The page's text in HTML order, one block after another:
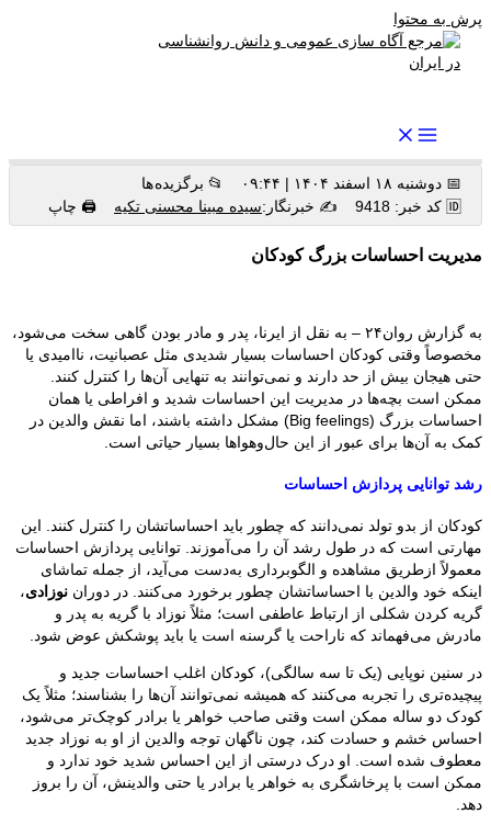
پرش به محتوا
📅 دوشنبه ۱۸ اسفند ۱۴۰۴ | ۰۹:۴۴
📂 برگزیده ها
🆔 کد خبر: 9418
✍️ خبرنگار:سیده مبینا محسنی تکیه 🖨 چاپ
مدیریت احساسات بزرگ کودکان
به گزارش روان۲۴ – به نقل از ایرنا، پدر و مادر بودن گاهی سخت می‌شود،
مخصوصاً وقتی کودکان احساسات بسیار شدیدی مثل عصبانیت، ناامیدی یا
حتی هیجان بیش از حد دارند و نمی‌توانند به تنهایی آن‌ها را کنترل کنند.
ممکن است بچه‌ها در مدیریت این احساسات شدید و افراطی یا همان
احساسات بزرگ (Big feelings) مشکل داشته باشند، اما نقش والدین در
کمک به آن‌ها برای عبور از این حال‌وهواها بسیار حیاتی است.
رشد توانایی پردازش احساسات
کودکان از بدو تولد نمی‌دانند که چطور باید احساساتشان را کنترل کنند. این
مهارتی است که در طول رشد آن را می‌آموزند. توانایی پردازش احساسات
معمولاً ازطریق مشاهده و الگوبرداری به‌دست می‌آید، از جمله تماشای
اینکه خود والدین با احساساتشان چطور برخورد می‌کنند. در دوران نوزادی،
گریه کردن شکلی از ارتباط عاطفی است؛ مثلاً نوزاد با گریه به پدر و
مادرش می‌فهماند که ناراحت یا گرسنه است یا باید پوشکش عوض شود.
در سنین نوپایی (یک تا سه سالگی)، کودکان اغلب احساسات جدید و
پیچیده‌تری را تجربه می‌کنند که همیشه نمی‌توانند آن‌ها را بشناسند؛ مثلاً یک
کودک دو ساله ممکن است وقتی صاحب خواهر یا برادر کوچک‌تر می‌شود،
احساس خشم و حسادت کند، چون ناگهان توجه والدین از او به نوزاد جدید
معطوف شده است. او درک درستی از این احساس شدید خود ندارد و
ممکن است با پرخاشگری به خواهر یا برادر یا حتی والدینش، آن را بروز
دهد.